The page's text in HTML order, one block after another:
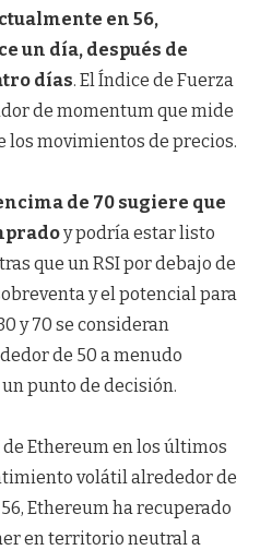
en 56,
un día, después de
días. El Índice de Fuerza
de momentum que mide
los movimientos de precios.
de 70 sugiere que
y podría estar listo
que un RSI por debajo de
y el potencial para
y 70 se consideran
de 50 a menudo
punto de decisión.
de Ethereum en los últimos
volátil alrededor de
56, Ethereum ha recuperado
en territorio neutral a